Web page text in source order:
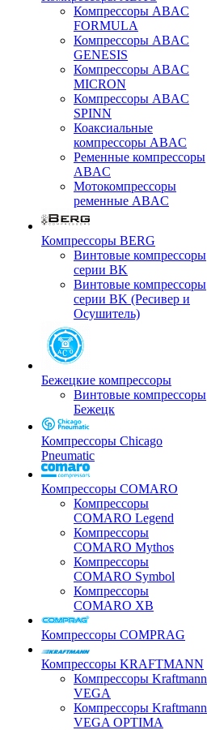
Компрессоры ABAC
FORMULA
Компрессоры ABAC
GENESIS
Компрессоры ABAC
MICRON
Компрессоры ABAC
SPINN
Коаксиальные
компрессоры ABAC
Ременные компрессоры
ABAC
Мотокомпрессоры
ременные ABAC
Компрессоры BERG
Винтовые компрессоры
серии BK
Винтовые компрессоры
серии BK (Ресивер и
Осушитель)
Бежецкие компрессоры
Винтовые компрессоры
Бежецк
Компрессоры Chicago
Pneumatic
Компрессоры COMARO
Компрессоры
COMARO Legend
Компрессоры
COMARO Mythos
Компрессоры
COMARO Symbol
Компрессоры
COMARO XB
Компрессоры COMPRAG
Компрессоры KRAFTMANN
Компрессоры Kraftmann
VEGA
Компрессоры Kraftmann
VEGA OPTIMA